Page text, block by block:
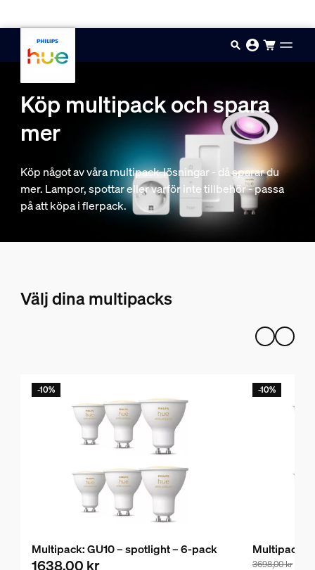
Köp multipack och spara
mer
Köp något av våra multipack-lösningar - då sparar du
mer. Lampor, spottar eller varför inte tillbehör - passa
på att köpa i flerpack.
Välj dina multipacks
-10%
Multipack: GU10 – spotlight – 6-pack
1638,00 kr
-10%
Multipack:
3698,00 kr